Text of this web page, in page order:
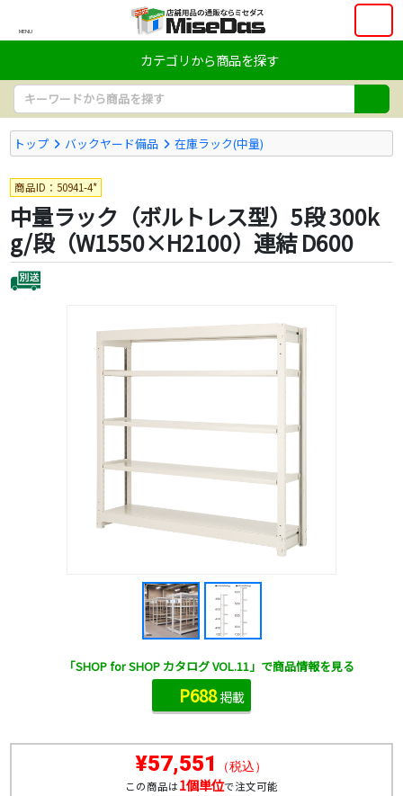
MENU
カテゴリから商品を探す
トップ バックヤード備品 在庫ラック(中量)
商品ID：50941-4*
中量ラック（ボルトレス型）5段 300k
g/段（W1550×H2100）連結 D600
¥57,551 （税込）
この商品は1個単位で注文可能
「SHOP for SHOP カタログ VOL.11」で商品情報を見る
P688掲載